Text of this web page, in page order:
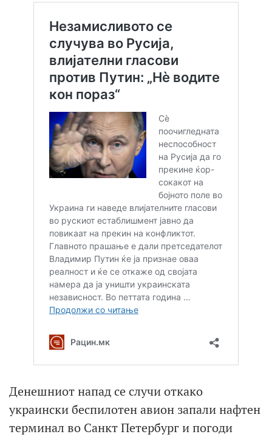
Денешниот напад се случи откако
украински беспилотен авион запали нафтен
терминал во Санкт Петербург и погоди